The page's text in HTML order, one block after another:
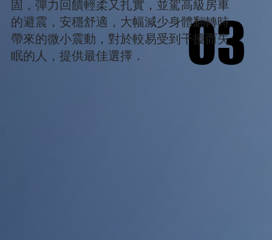
03
03
固，彈力回饋輕柔又扎實，並駕高級房車
的避震，安穩舒適，大幅減少身體翻轉時
帶來的微小震動，對於較易受到干擾而失
眠的人，提供最佳選擇．